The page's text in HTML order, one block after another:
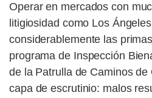
Operar en mercados con
litigiosidad como Los
considerablemente las
programa de Inspección
de la Patrulla de Caminos
capa de escrutinio: malos